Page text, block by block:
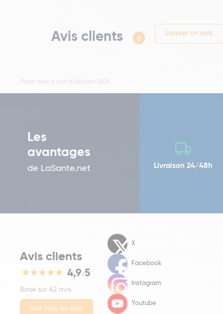
Avis clients 0
Laisser un avis
Page mise à jour le 06 aout 2026
Les
avantages
de LaSante.net Livraison 24/48h
Avis clients
4,9/5
Basé sur 62 avis.
Voir tous les avis
X
Facebook
Instagram
Youtube